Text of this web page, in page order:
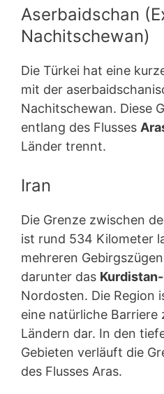
Aserbaidschan
Nachitschewan)
Die Türkei hat eine
mit der
Nachitschewan. Diese
entlang des Flusses
Länder trennt.
Iran
Die Grenze zwischen
ist rund 534 Kilometer
mehreren
darunter das
Nordosten. Die Region
eine natürliche Barriere
Ländern dar. In den
Gebieten verläuft die
des Flusses Aras.